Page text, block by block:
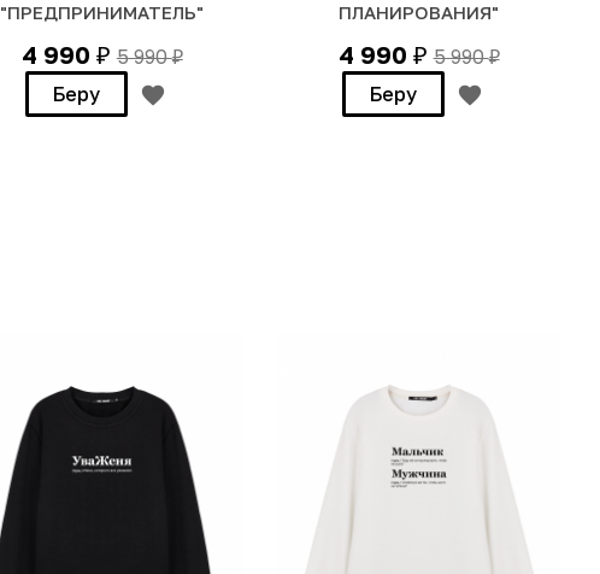
"ПРЕДПРИНИМАТЕЛЬ"
4 990 ₽ 5 990₽
Беру
ПЛАНИРОВАНИЯ"
4 990 ₽ 5 990₽
Беру